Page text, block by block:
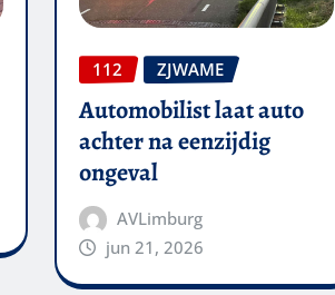
112 ZJWAME
Automobilist laat auto
achter na eenzijdig
ongeval
AVLimburg
jun 21, 2026